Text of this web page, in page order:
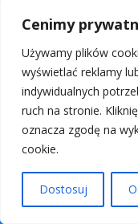
Cenimy
Używamy plików
wyświetlać reklamy
indywidualnych
ruch na stronie.
oznacza zgodę na
cookie.
Dostosuj